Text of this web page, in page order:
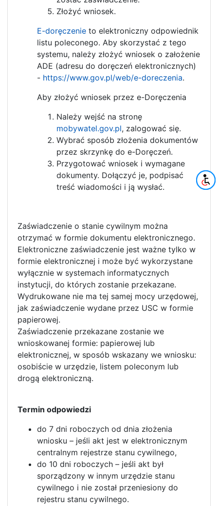
Złożyć wniosek.
E-doręczenie to elektroniczny odpowiednik
listu poleconego. Aby skorzystać z tego
systemu, należy złożyć wniosek o założenie
ADE (adresu do doręczeń elektronicznych)
- https://www.gov.pl/web/e-doreczenia.
Aby złożyć wniosek przez e-Doręczenia
Należy wejść na stronę
mobywatel.gov.pl, zalogować się.
Wybrać sposób złożenia dokumentów
przez skrzynkę do e-Doręczeń.
Przygotować wniosek i wymagane
dokumenty. Dołączyć je, podpisać
treść wiadomości i ją wysłać.
Zaświadczenie o stanie cywilnym można
otrzymać w formie dokumentu elektronicznego.
Elektroniczne zaświadczenie jest ważne tylko w
formie elektronicznej i może być wykorzystane
wyłącznie w systemach informatycznych
instytucji, do których zostanie przekazane.
Wydrukowane nie ma tej samej mocy urzędowej,
jak zaświadczenie wydane przez USC w formie
papierowej.
Zaświadczenie przekazane zostanie we
wnioskowanej formie: papierowej lub
elektronicznej, w sposób wskazany we wniosku:
osobiście w urzędzie, listem poleconym lub
drogą elektroniczną.
Termin odpowiedzi
do 7 dni roboczych od dnia złożenia
wniosku – jeśli akt jest w elektronicznym
centralnym rejestrze stanu cywilnego,
do 10 dni roboczych – jeśli akt był
sporządzony w innym urzędzie stanu
cywilnego i nie został przeniesiony do
rejestru stanu cywilnego.